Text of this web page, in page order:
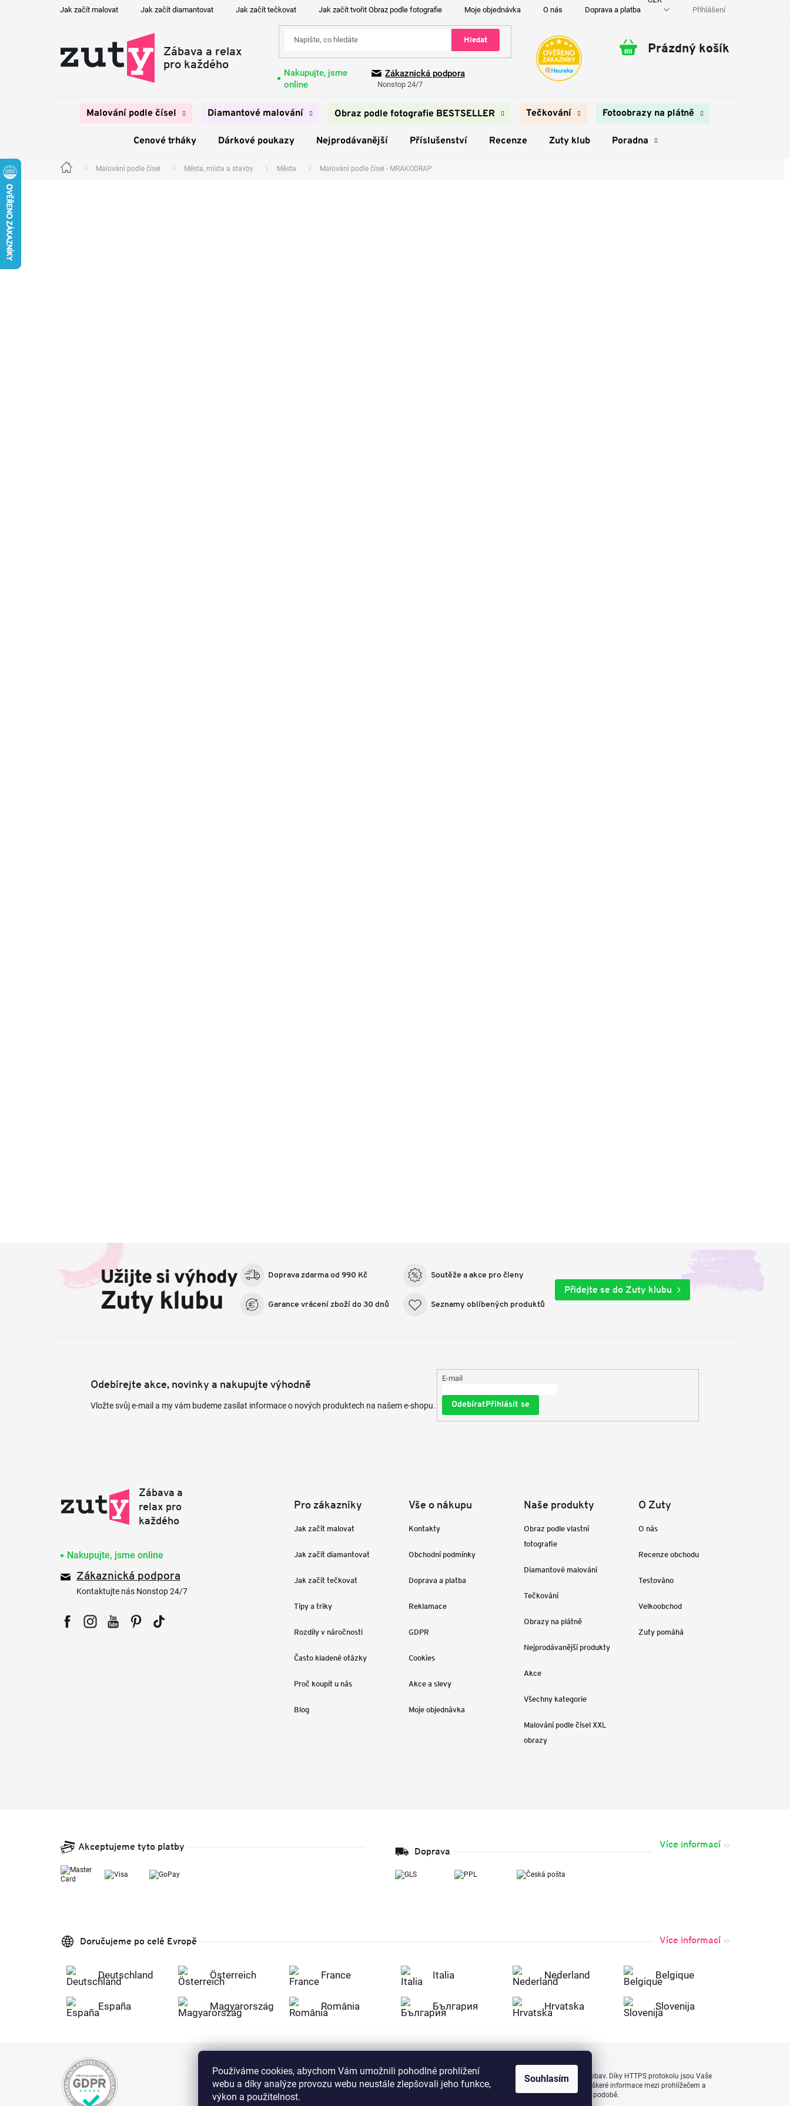
Používáme cookies, abychom Vám umožnili pohodlné prohlížení
webu a díky analýze provozu webu neustále zlepšovali jeho funkce,
výkon a použitelnost.
Souhlasím
Jak začít malovat Jak začít diamantovat Jak začít tečkovat Jak začít tvořit Obraz podle fotografie Moje objednávka O nás Doprava a platba Kontakty Přihlášení
Hledat
Nakupujte, jsme
online
Zákaznická podpora
Nonstop 24/7
Nákupní
Prázdný košík
Malování podle čísel Diamantové malování Obraz podle fotografie BESTSELLER Tečkování Fotoobrazy na plátně
Cenové trháky Dárkové poukazy Nejprodávanější Příslušenství Recenze Zuty klub Poradna
Domů Malování podle čísel Města, místa a stavby Města Malování podle čísel - MRAKODRAP
Užijte si výhody
Zuty klubu
Doprava zdarma od 990 Kč
Garance vrácení zboží do 30 dnů
Soutěže a akce pro členy
Seznamy oblíbených produktů
Přidejte se do Zuty klubu
Odebírejte akce, novinky a nakupujte výhodně
Vložte svůj e-mail a my vám budeme zasílat informace o nových produktech na našem e-shopu.
E-mail
Přihlásit se
Nakupujte, jsme online
Zákaznická podpora
Kontaktujte nás Nonstop 24/7
Pro zákazníky
Jak začít malovat
Jak začít diamantovat
Jak začít tečkovat
Tipy a triky
Rozdíly v náročnosti
Často kladené otázky
Proč koupit u nás
Blog
Vše o nákupu
Kontakty
Obchodní podmínky
Doprava a platba
Reklamace
GDPR
Cookies
Akce a slevy
Moje objednávka
Naše produkty
Obraz podle vlastní
fotografie
Diamantové malování
Tečkování
Obrazy na plátně
Nejprodávanější produkty
Akce
Všechny kategorie
Malování podle čísel XXL
obrazy
O Zuty
O nás
Recenze obchodu
Testováno
Velkoobchod
Zuty pomáhá
Akceptujeme tyto platby Doprava
Více informací
Doručujeme po celé Evropě Více informací
Deutschland Österreich France Italia Nederland Belgique
España Magyarország România България Hrvatska Slovenija
Nakupujte na Zuty bezpečně a bez obav. Díky HTTPS protokolu jsou Vaše
citlivá data v naprostém bezpečí, veškeré informace mezi prohlížečem a
serverem se přenášejí v zašifrované podobě.